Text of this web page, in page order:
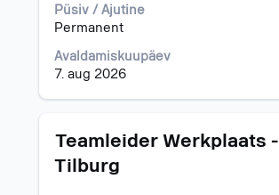
tabeldusklahvi.
töö
täisteabe
Püsiv / Ajutine
Permanent
Avaldamiskuupäev
7. aug 2026
valige
tühikuklahviga.
Ametinimetus
Teamleider Werkplaats -
Tilburg
Töö
täieliku